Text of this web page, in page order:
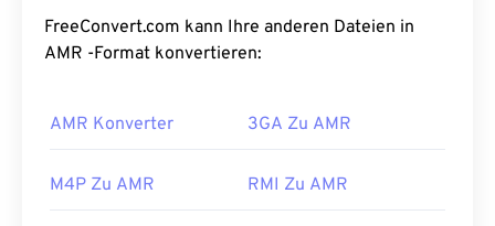
Radio. Er wird regelmäßig imGlobal System for
Mobile Communications (GSM)
FreeConvert.com kann Ihre anderen Dateien in
AMR -Format konvertieren:
AMR Konverter 3GA Zu AMR
M4P Zu AMR RMI Zu AMR